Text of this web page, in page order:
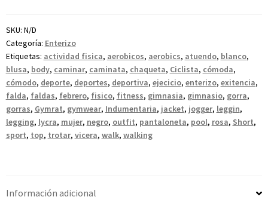
SKU: N/D
Categoría: Enterizo
Etiquetas: actividad fisica, aerobicos, aerobics, atuendo, blanco,
blusa, body, caminar, caminata, chaqueta, Ciclista, cómoda,
cómodo, deporte, deportes, deportiva, ejecicio, enterizo, exitencia,
falda, faldas, febrero, fisico, fitness, gimnasia, gimnasio, gorra,
gorras, Gymrat, gymwear, Indumentaria, jacket, jogger, leggin,
legging, lycra, mujer, negro, outfit, pantaloneta, pool, rosa, Short,
sport, top, trotar, vicera, walk, walking
Información adicional